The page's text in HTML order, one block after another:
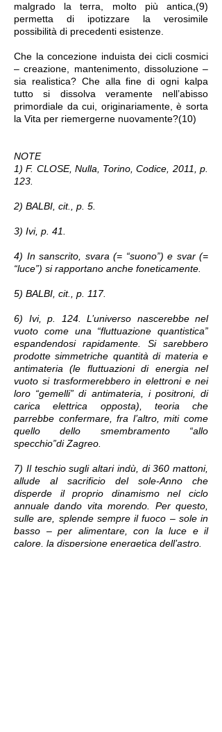
malgrado la terra, molto più antica,(9)
permetta di ipotizzare la verosimile
possibilità di precedenti esistenze.
Che la concezione induista dei cicli cosmici
– creazione, mantenimento, dissoluzione –
sia realistica? Che alla fine di ogni kalpa
tutto si dissolva veramente nell’abisso
primordiale da cui, originariamente, è sorta
la Vita per riemergerne nuovamente?(10)
NOTE
1) F. CLOSE, Nulla, Torino, Codice, 2011, p.
123.
2) BALBI, cit., p. 5.
3) Ivi, p. 41.
4) In sanscrito, svara (= “suono”) e svar (=
“luce”) si rapportano anche foneticamente.
5) BALBI, cit., p. 117.
6) Ivi, p. 124. L’universo nascerebbe nel
vuoto come una “fluttuazione quantistica”
espandendosi rapidamente. Si sarebbero
prodotte simmetriche quantità di materia e
antimateria (le fluttuazioni di energia nel
vuoto si trasformerebbero in elettroni e nei
loro “gemelli” di antimateria, i positroni, di
carica elettrica opposta), teoria che
parrebbe confermare, fra l’altro, miti come
quello dello smembramento “allo
specchio”di Zagreo.
7) Il teschio sugli altari indù, di 360 mattoni,
allude al sacrificio del sole-Anno che
disperde il proprio dinamismo nel ciclo
annuale dando vita morendo. Per questo,
sulle are, splende sempre il fuoco – sole in
basso – per alimentare, con la luce e il
calore, la dispersione energetica dell’astro.